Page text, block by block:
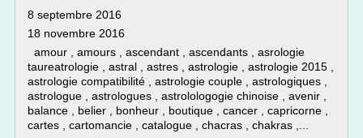
8 septembre 2016
18 novembre 2016
amour , amours , ascendant , ascendants , asrologie
taureatrologie , astral , astres , astrologie , astrologie 2015 ,
astrologie compatibilité , astrologie couple , astrologiques ,
astrologue , astrologues , astrolologogie chinoise , avenir ,
balance , belier , bonheur , boutique , cancer , capricorne ,
cartes , cartomancie , catalogue , chacras , chakras ,...